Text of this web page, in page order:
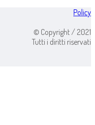
Policy
© Copyright / 2021
Tutti i diritti riservati